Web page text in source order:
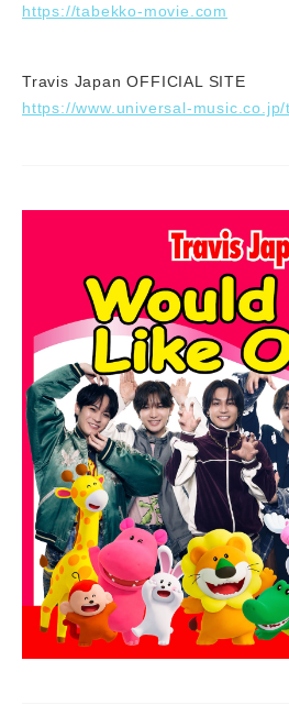
https://tabekko-movie.com
Travis Japan OFFICIAL SITE
https://www.universal-